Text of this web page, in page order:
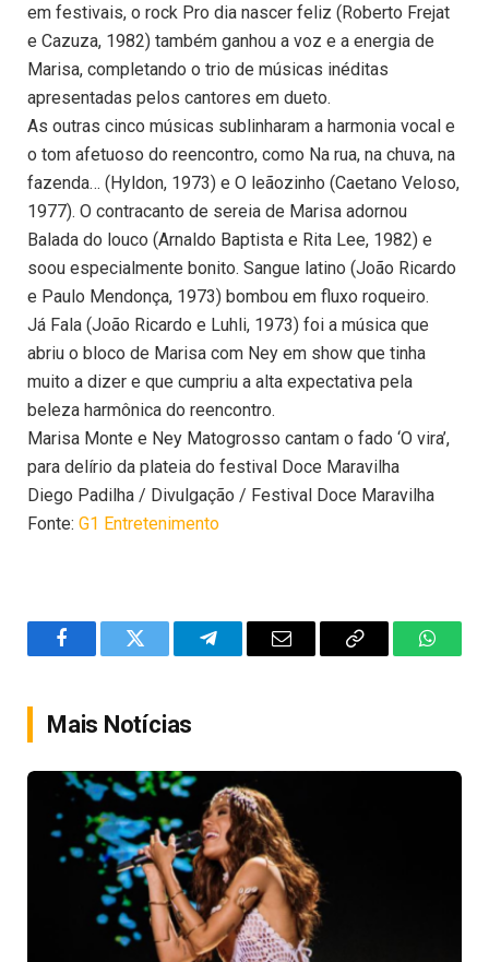
em festivais, o rock Pro dia nascer feliz (Roberto Frejat
e Cazuza, 1982) também ganhou a voz e a energia de
Marisa, completando o trio de músicas inéditas
apresentadas pelos cantores em dueto.
As outras cinco músicas sublinharam a harmonia vocal e
o tom afetuoso do reencontro, como Na rua, na chuva, na
fazenda… (Hyldon, 1973) e O leãozinho (Caetano Veloso,
1977). O contracanto de sereia de Marisa adornou
Balada do louco (Arnaldo Baptista e Rita Lee, 1982) e
soou especialmente bonito. Sangue latino (João Ricardo
e Paulo Mendonça, 1973) bombou em fluxo roqueiro.
Já Fala (João Ricardo e Luhli, 1973) foi a música que
abriu o bloco de Marisa com Ney em show que tinha
muito a dizer e que cumpriu a alta expectativa pela
beleza harmônica do reencontro.
Marisa Monte e Ney Matogrosso cantam o fado ‘O vira’,
para delírio da plateia do festival Doce Maravilha
Diego Padilha / Divulgação / Festival Doce Maravilha
Fonte: G1 Entretenimento
FacebookTwitter TelegramEmail
Copy
Mais Notícias